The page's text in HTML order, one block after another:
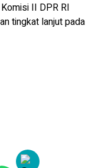
II DPR RI
tingkat lanjut pada